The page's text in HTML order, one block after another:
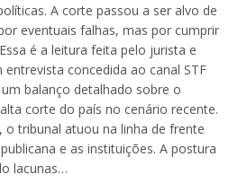
A corte passou a ser alvo de
eventuais falhas, mas por cumprir
é a leitura feita pelo jurista e
concedida ao canal STF
balanço detalhado sobre o
corte do país no cenário recente.
tribunal atuou na linha de frente
e as instituições. A postura
lacunas…